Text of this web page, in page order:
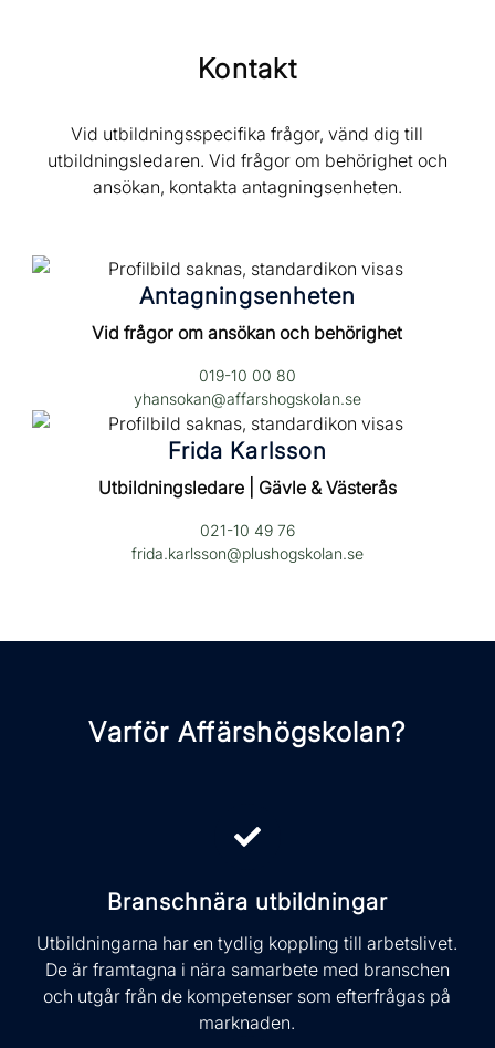
Kontakt
Vid utbildningsspecifika frågor, vänd dig till
utbildningsledaren. Vid frågor om behörighet och
ansökan, kontakta antagningsenheten.
Antagningsenheten
Vid frågor om ansökan och behörighet
019-10 00 80
yhansokan@affarshogskolan.se
Frida Karlsson
Utbildningsledare | Gävle & Västerås
021-10 49 76
frida.karlsson@plushogskolan.se
Varför Affärshögskolan?
Branschnära utbildningar
Utbildningarna har en tydlig koppling till arbetslivet.
De är framtagna i nära samarbete med branschen
och utgår från de kompetenser som efterfrågas på
marknaden.